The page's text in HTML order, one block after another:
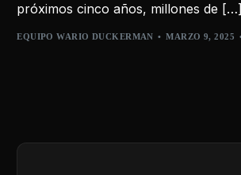
próximos cinco años, millones de […]
EQUIPO WARIO DUCKERMAN MARZO 9, 2025